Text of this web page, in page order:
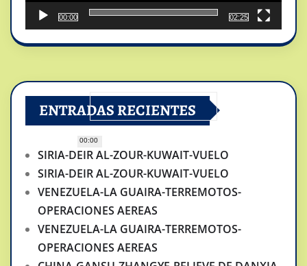
00:00
00:00
02:25
ENTRADAS RECIENTES
SIRIA-DEIR AL-ZOUR-KUWAIT-VUELO
SIRIA-DEIR AL-ZOUR-KUWAIT-VUELO
VENEZUELA-LA GUAIRA-TERREMOTOS-
OPERACIONES AEREAS
VENEZUELA-LA GUAIRA-TERREMOTOS-
OPERACIONES AEREAS